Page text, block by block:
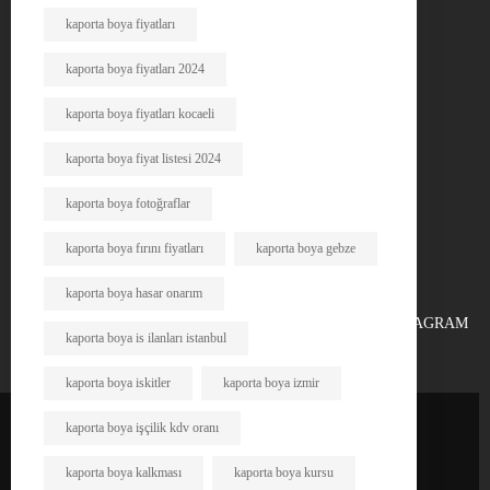
kaporta boya fiyatları
kaporta boya fiyatları 2024
kaporta boya fiyatları kocaeli
kaporta boya fiyat listesi 2024
kaporta boya fotoğraflar
kaporta boya fırını fiyatları kaporta boya gebze
kaporta boya hasar onarım
kaporta boya is ilanları istanbul
kaporta boya iskitler kaporta boya izmir
kaporta boya işçilik kdv oranı
kaporta boya kalkması kaporta boya kursu
INSTAGRAM